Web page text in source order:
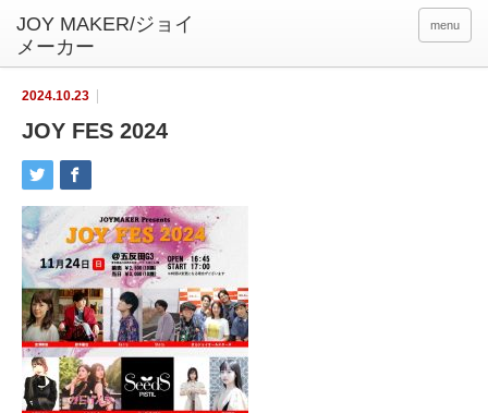
menu
2024.10.23
JOY FES 2024